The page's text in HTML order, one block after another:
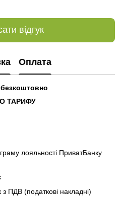
відгук
Оплата
безкоштовно
ТАРИФУ
лояльності ПриватБанку
з ПДВ (податкові накладні)